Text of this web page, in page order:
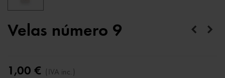
Velas número 9
1,00 € (IVA inc.)